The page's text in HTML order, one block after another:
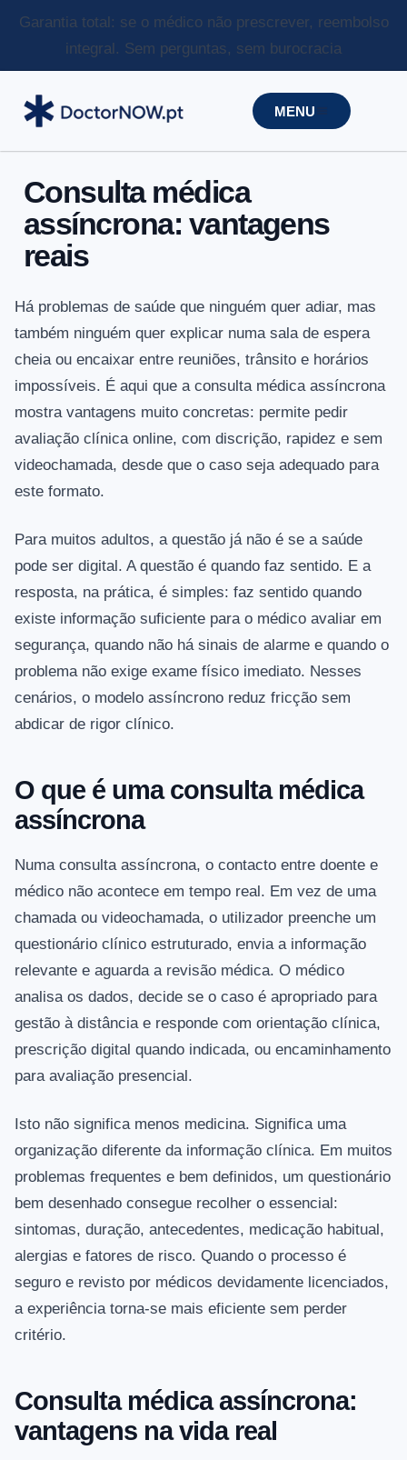
Garantia total: se o médico não prescrever, reembolso
integral. Sem perguntas, sem burocracia
MENU
Consulta médica
assíncrona: vantagens
reais
Há problemas de saúde que ninguém quer adiar, mas
também ninguém quer explicar numa sala de espera
cheia ou encaixar entre reuniões, trânsito e horários
impossíveis. É aqui que a consulta médica assíncrona
mostra vantagens muito concretas: permite pedir
avaliação clínica online, com discrição, rapidez e sem
videochamada, desde que o caso seja adequado para
este formato.
Para muitos adultos, a questão já não é se a saúde
pode ser digital. A questão é quando faz sentido. E a
resposta, na prática, é simples: faz sentido quando
existe informação suficiente para o médico avaliar em
segurança, quando não há sinais de alarme e quando o
problema não exige exame físico imediato. Nesses
cenários, o modelo assíncrono reduz fricção sem
abdicar de rigor clínico.
O que é uma consulta médica
assíncrona
Numa consulta assíncrona, o contacto entre doente e
médico não acontece em tempo real. Em vez de uma
chamada ou videochamada, o utilizador preenche um
questionário clínico estruturado, envia a informação
relevante e aguarda a revisão médica. O médico
analisa os dados, decide se o caso é apropriado para
gestão à distância e responde com orientação clínica,
prescrição digital quando indicada, ou encaminhamento
para avaliação presencial.
Isto não significa menos medicina. Significa uma
organização diferente da informação clínica. Em muitos
problemas frequentes e bem definidos, um questionário
bem desenhado consegue recolher o essencial:
sintomas, duração, antecedentes, medicação habitual,
alergias e fatores de risco. Quando o processo é
seguro e revisto por médicos devidamente licenciados,
a experiência torna-se mais eficiente sem perder
critério.
Consulta médica assíncrona:
vantagens na vida real